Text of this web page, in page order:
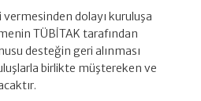
vermesinden dolayı kuruluşa
TÜBİTAK tarafından
desteğin geri alınması
birlikte müştereken ve